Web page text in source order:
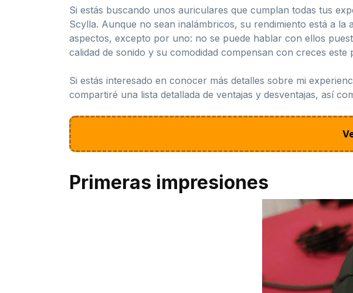
Si estás buscando unos auriculares que cumplan todas tus
Scylla. Aunque no sean inalámbricos, su rendimiento está a
aspectos, excepto por uno: no se puede hablar con ellos
calidad de sonido y su comodidad compensan con creces este
Si estás interesado en conocer más detalles sobre mi
compartiré una lista detallada de ventajas y desventajas, así
Primeras impresiones